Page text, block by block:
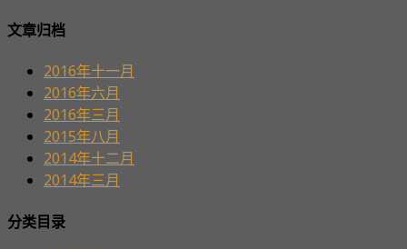
文章归档
2016年十一月
2016年六月
2016年三月
2015年八月
2014年十二月
2014年三月
分类目录